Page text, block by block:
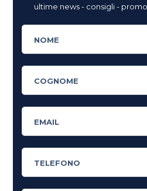
ultime news - consigli -